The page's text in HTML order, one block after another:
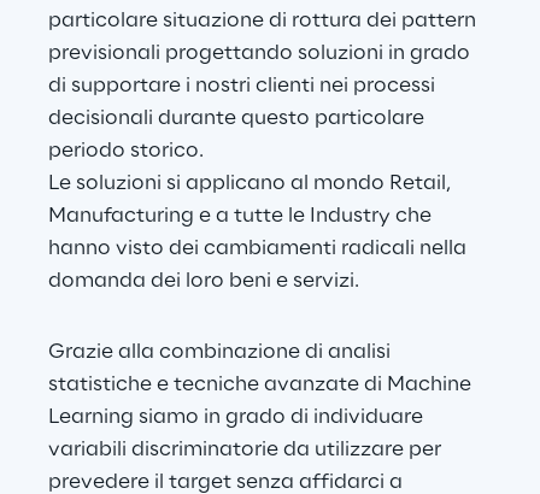
particolare situazione di rottura dei pattern
previsionali progettando soluzioni in grado
di supportare i nostri clienti nei processi
decisionali durante questo particolare
periodo storico.
Le soluzioni si applicano al mondo Retail,
Manufacturing e a tutte le Industry che
hanno visto dei cambiamenti radicali nella
domanda dei loro beni e servizi.
Grazie alla combinazione di analisi
statistiche e tecniche avanzate di Machine
Learning siamo in grado di individuare
variabili discriminatorie da utilizzare per
prevedere il target senza affidarci a